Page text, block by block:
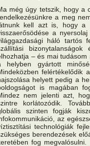
még úgy tetszik, hogy a
a meg
kell azt is, hogy a
a
háló tartós
bizonytalanságok
– és mai
helyben gyártott
felértékelődik
helyett pedig a
is magában
nem jelenti azt,
korlátozódik.
szinten fogják
az
technológiák
berendezések
fog